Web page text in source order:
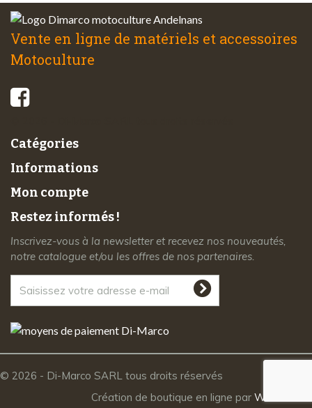
Vente en ligne de matériels et accessoires
Motoculture
Catégories
Informations
Mon compte
Restez informés !
Inscrivez-vous à la newsletter et recevez nos nouveautés,
notre catalogue et/ou les offres de nos partenaires.
© 2026 - Di-Marco SARL tous droits réservés
Création de boutique en ligne par Webrelief.fr